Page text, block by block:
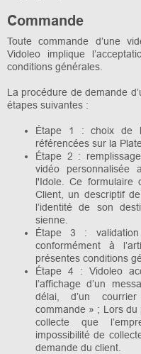
Commande
Toute commande d’une
Vidoleo implique
conditions générales.
La procédure de demande
étapes suivantes :
Étape 1 : choix de
référencées sur la
Étape 2 :
vidéo personnalisée
l'Idole. Ce formulaire
Client, un descriptif
l’identité de son
sienne.
Étape 3 :
conformément à
présentes conditions
Étape 4 : Vidoleo
l’affichage d’un
délai, d’un
commande » ; Lors du
collecte que
impossibilité de
demande du client.